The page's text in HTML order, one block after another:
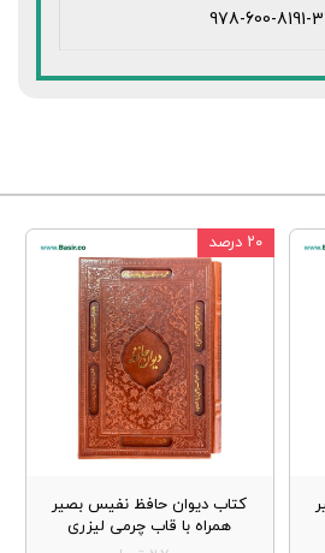
978-600-8191-
کتاب دیوان حافظ نفیس بصیر
همراه با قاب چرمی لیزری
۲۰ درصد